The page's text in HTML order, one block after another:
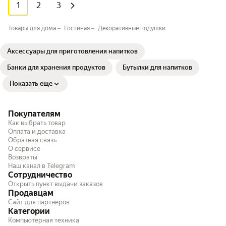
1 2 3
Товары для дома Гостиная Декоративные подушки
Аксессуары для приготовления напитков
Банки для хранения продуктов Бутылки для напитков
Показать еще
Покупателям
Как выбрать товар
Оплата и доставка
Обратная связь
О сервисе
Возвраты
Наш канал в Telegram
Сотрудничество
Открыть пункт выдачи заказов
Продавцам
Сайт для партнёров
Категории
Компьютерная техника